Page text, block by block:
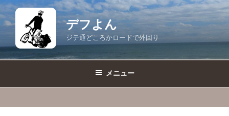
コ
ン
デフよん
ジテ通どころかロードで外回り
メニュー